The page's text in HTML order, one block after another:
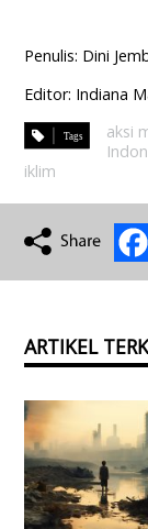
Penulis: Dini
Editor: Indiana
aksi
iklim
ARTIKEL